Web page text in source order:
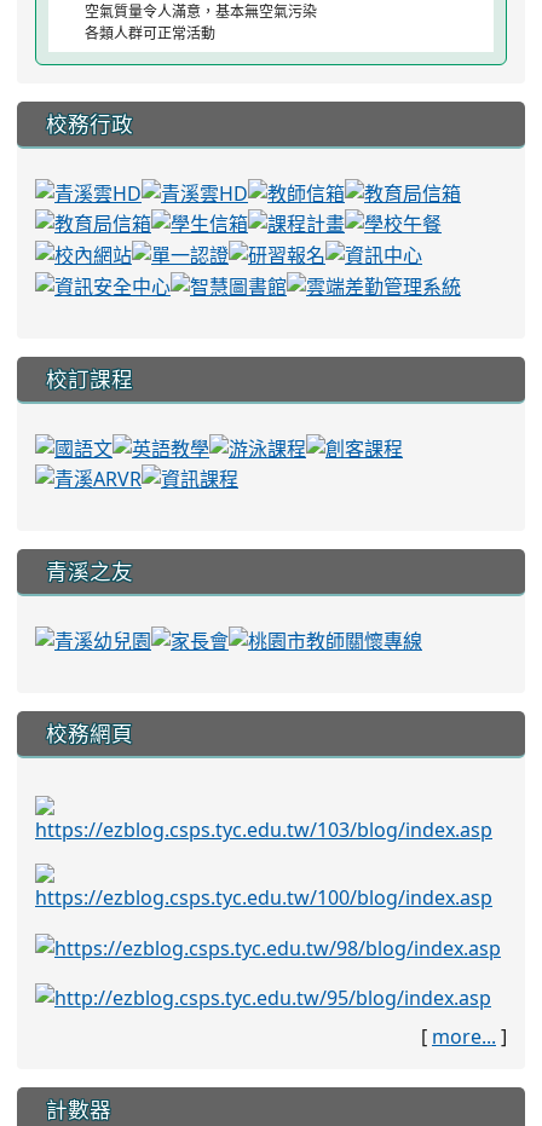
空氣質量令人滿意，基本無空氣污染
各類人群可正常活動
校務行政
校訂課程
青溪之友
校務網頁
[ more... ]
計數器